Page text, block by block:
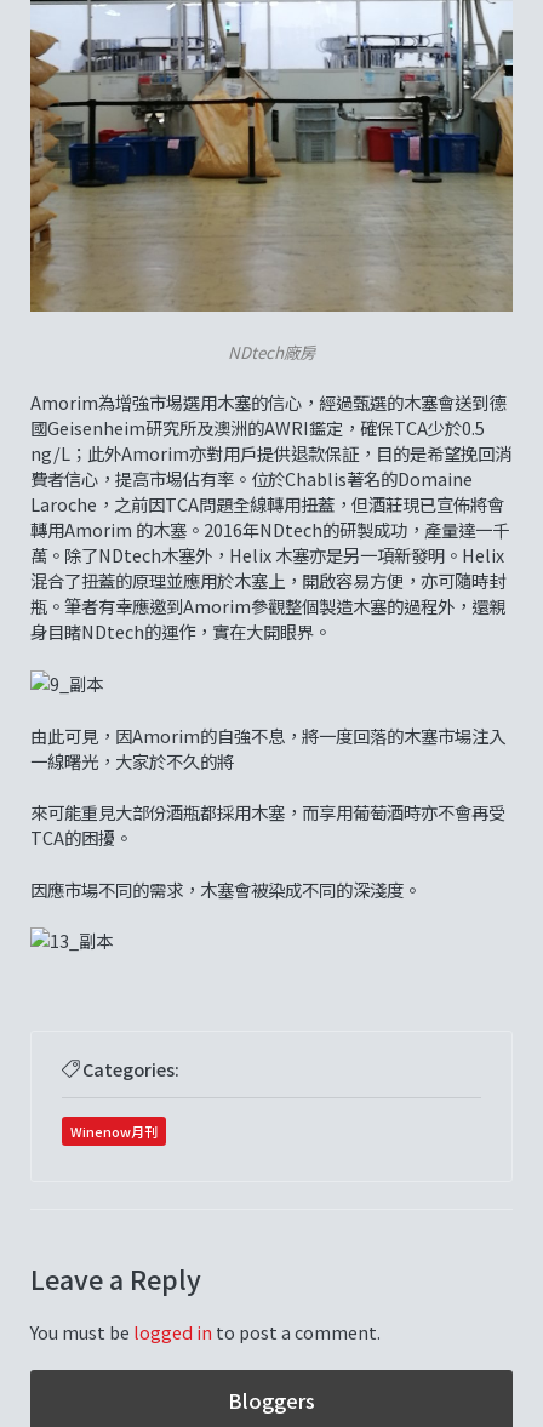
NDtech廠房
Amorim為增強市埸選用木塞的信心，經過甄選的木塞會送到德
國Geisenheim研究所及澳洲的AWRI鑑定，確保TCA少於0.5
ng/L；此外Amorim亦對用戶提供退款保証，目的是希望挽回消
費者信心，提高市埸佔有率。位於Chablis著名的Domaine
Laroche，之前因TCA問題全線轉用扭蓋，但酒莊現已宣佈將會
轉用Amorim 的木塞。2016年NDtech的研製成功，產量達一千
萬。除了NDtech木塞外，Helix 木塞亦是另一項新發明。Helix
混合了扭蓋的原理並應用於木塞上，開啟容易方便，亦可隨時封
瓶。筆者有幸應邀到Amorim參觀整個製造木塞的過程外，還親
身目睹NDtech的運作，實在大開眼界。
由此可見，因Amorim的自強不息，將一度回落的木塞市場注入
一線曙光，大家於不久的將
來可能重見大部份酒瓶都採用木塞，而享用葡萄酒時亦不會再受
TCA的困擾。
因應市場不同的需求，木塞會被染成不同的深淺度。
Categories:
Winenow月刊
Leave a Reply
You must be logged in to post a comment.
Bloggers